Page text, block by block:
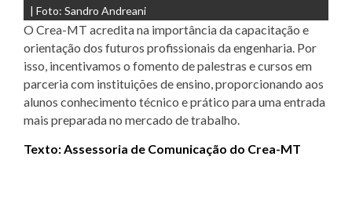
| Foto: Sandro Andreani
O Crea-MT acredita na importância da capacitação e
orientação dos futuros profissionais da engenharia. Por
isso, incentivamos o fomento de palestras e cursos em
parceria com instituições de ensino, proporcionando aos
alunos conhecimento técnico e prático para uma entrada
mais preparada no mercado de trabalho.
Texto: Assessoria de Comunicação do Crea-MT